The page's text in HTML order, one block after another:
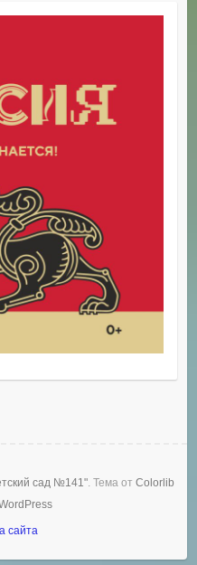
сад №141". Тема от Colorlib
сайта